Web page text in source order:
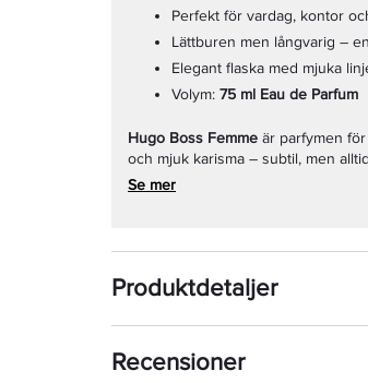
Perfekt för vardag, kontor
Lättburen men långvarig –
Elegant flaska med mjuka
Volym: 75 ml Eau de Parfum
Hugo Boss Femme är parfymen
och mjuk karisma – subtil, men
Se mer
Produktdetaljer
Recensioner